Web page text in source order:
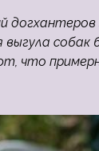
собак